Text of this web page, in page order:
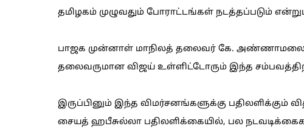
தமிழகம் முழுவதும் போராட்டங்கள் நடத்தப்படும்
பாஜக முன்னாள் மாநிலத் தலைவர் கே. அண்ணாமலை,
தலைவருமான விஜய் உள்ளிட்டோரும் இந்த
இருப்பினும் இந்த விமர்சனங்களுக்கு பதிலளிக்கும்
சையத் ஹபீசுல்லா பதிலளிக்கையில், பல